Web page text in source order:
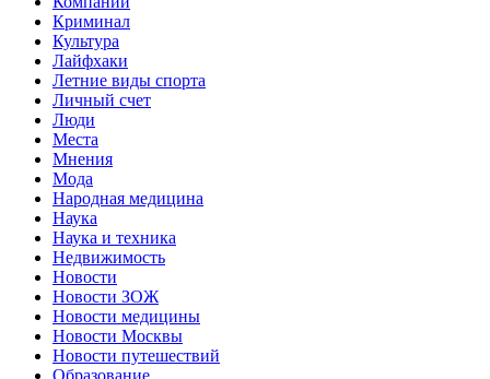
Криминал
Культура
Лайфхаки
Летние виды спорта
Личный счет
Люди
Места
Мнения
Мода
Народная медицина
Наука
Наука и техника
Недвижимость
Новости
Новости ЗОЖ
Новости медицины
Новости Москвы
Новости путешествий
Образование